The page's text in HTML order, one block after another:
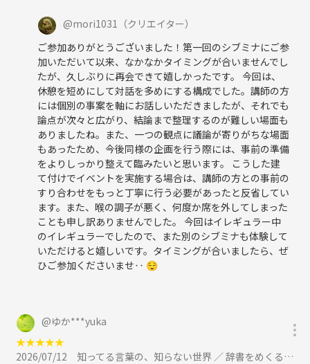
@mori1031
（クリエイター）
ご参加ありがとうございました！第一回のシブミナにご参
加いただいて以来、なかなかタイミングが合いませんでし
たが、久しぶりに再会できて嬉しかったです。 今回は、
休憩を短めにして対話を多めにする構成でした。講師の方
には個別の事案を軸にお話しいただきましたが、それでも
論点が次々と広がり、結論まで整理するのが難しい場面も
ありましたね。また、一つの観点に議論が寄りがちな場面
もあったため、今後同様の企画を行う際には、事前の準備
をよりしっかり整えて臨みたいと思います。 こうした建
て付けでイベントを実施する場合は、講師の方との事前の
すり合わせをもっと丁寧に行う必要があったと反省してい
ます。また、喉の調子が悪く、何度か席を外してしまった
ことも申し訳ありませんでした。 今回はイレギュラー中
のイレギュラーでしたので、また別のシブミナも体験して
いただけると嬉しいです。タイミングが合いましたら、ぜ
ひご参加くださいませ‥ 😌
@ゆか***yuka
★★★★★
2026/07/12
知ってる言葉の、知らない世界 ／ 辞書をめくる会［あ行の辻］に参加